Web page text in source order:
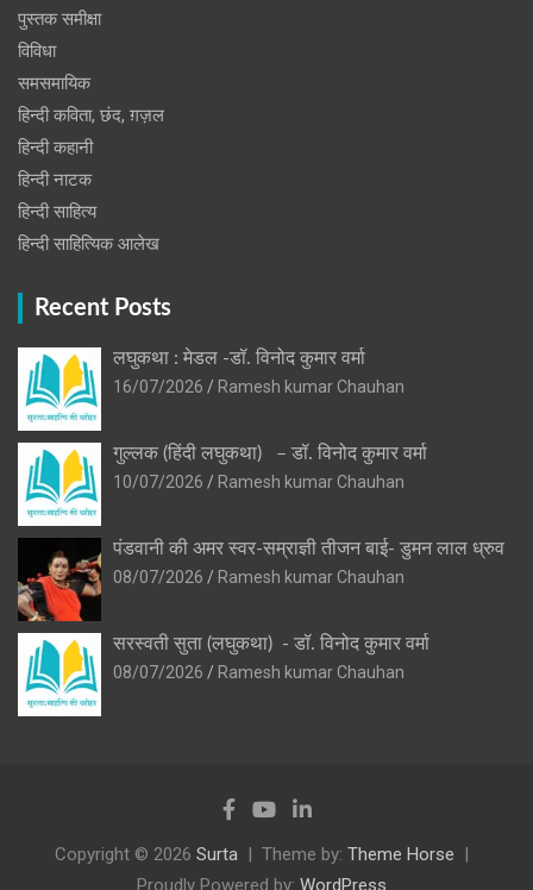
पुस्‍तक समीक्षा
विविधा
समसमायिक
हिन्दी कविता, छंद, ग़ज़ल
हिन्दी कहानी
हिन्‍दी नाटक
हिन्दी साहित्य
हिन्दी साहित्यिक आलेख
Recent Posts
लघुकथा : मेडल -डॉ. विनोद कुमार वर्मा
16/07/2026
Ramesh kumar Chauhan
गुल्लक (हिंदी लघुकथा) – डॉ. विनोद कुमार वर्मा
10/07/2026
Ramesh kumar Chauhan
पंडवानी की अमर स्वर-सम्राज्ञी तीजन बाई- डुमन लाल ध्रुव
08/07/2026
Ramesh kumar Chauhan
सरस्वती सुता (लघुकथा) ​- डॉ. विनोद कुमार वर्मा
08/07/2026
Ramesh kumar Chauhan
Copyright © 2026 Surta Theme by: Theme Horse
Proudly Powered by: WordPress